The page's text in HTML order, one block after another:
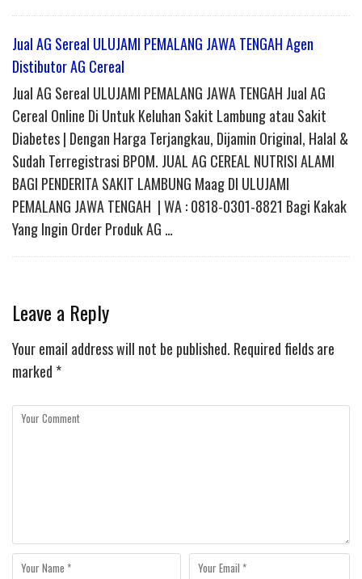
Jual AG Sereal ULUJAMI PEMALANG JAWA TENGAH Agen
Distibutor AG Cereal
Jual AG Sereal ULUJAMI PEMALANG JAWA TENGAH Jual AG
Cereal Online Di Untuk Keluhan Sakit Lambung atau Sakit
Diabetes | Dengan Harga Terjangkau, Dijamin Original, Halal &
Sudah Terregistrasi BPOM. JUAL AG CEREAL NUTRISI ALAMI
BAGI PENDERITA SAKIT LAMBUNG Maag DI ULUJAMI
PEMALANG JAWA TENGAH | WA : 0818-0301-8821 Bagi Kakak
Yang Ingin Order Produk AG …
Leave a Reply
Your email address will not be published. Required fields are
marked *